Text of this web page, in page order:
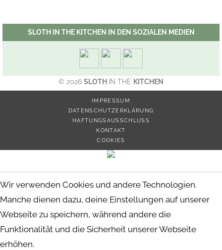
SLOTH IN THE KITCHEN IN DEN SOZIALEN MEDIEN
© 2026 SLOTH IN THE KITCHEN
IMPRESSUM
DATENSCHUTZERKLÄRUNG
HAFTUNGSAUSSCHLUSS
KONTAKT
COOKIES
Wir verwenden Cookies und andere Technologien.
Manche dienen dazu, deine Einstellungen auf unserer
Webseite zu speichern, während andere die
Funktionalität und die Sicherheit unserer Webseite
erhöhen.